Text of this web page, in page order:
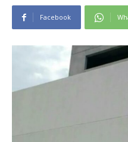
Facebook